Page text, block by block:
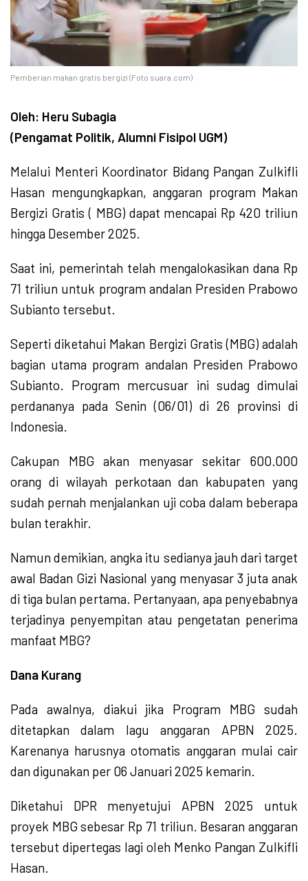
Pemberian makan gratis bergizi (Foto suara.com)
Oleh: Heru Subagia
(Pengamat Politik, Alumni Fisipol UGM)
Melalui Menteri Koordinator Bidang Pangan Zulkifli
Hasan mengungkapkan, anggaran program Makan
Bergizi Gratis ( MBG) dapat mencapai Rp 420 triliun
hingga Desember 2025.
Saat ini, pemerintah telah mengalokasikan dana Rp
71 triliun untuk program andalan Presiden Prabowo
Subianto tersebut.
Seperti diketahui Makan Bergizi Gratis (MBG) adalah
bagian utama program andalan Presiden Prabowo
Subianto. Program mercusuar ini sudag dimulai
perdananya pada Senin (06/01) di 26 provinsi di
Indonesia.
Cakupan MBG akan menyasar sekitar 600.000
orang di wilayah perkotaan dan kabupaten yang
sudah pernah menjalankan uji coba dalam beberapa
bulan terakhir.
Namun demikian, angka itu sedianya jauh dari target
awal Badan Gizi Nasional yang menyasar 3 juta anak
di tiga bulan pertama. Pertanyaan, apa penyebabnya
terjadinya penyempitan atau pengetatan penerima
manfaat MBG?
Dana Kurang
Pada awalnya, diakui jika Program MBG sudah
ditetapkan dalam lagu anggaran APBN 2025.
Karenanya harusnya otomatis anggaran mulai cair
dan digunakan per 06 Januari 2025 kemarin.
Diketahui DPR menyetujui APBN 2025 untuk
proyek MBG sebesar Rp 71 triliun. Besaran anggaran
tersebut dipertegas lagi oleh Menko Pangan Zulkifli
Hasan.